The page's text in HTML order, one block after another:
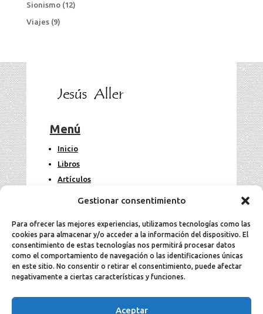
Gestionar consentimiento
Para ofrecer las mejores experiencias, utilizamos tecnologías como las
cookies para almacenar y/o acceder a la información del dispositivo. El
consentimiento de estas tecnologías nos permitirá procesar datos
como el comportamiento de navegación o las identificaciones únicas
en este sitio. No consentir o retirar el consentimiento, puede afectar
negativamente a ciertas características y funciones.
Aceptar
Sionismo(12)
Viajes(9)
Menú
Inicio
Libros
Artículos
Legal
Aviso Legal
Política de privacidad